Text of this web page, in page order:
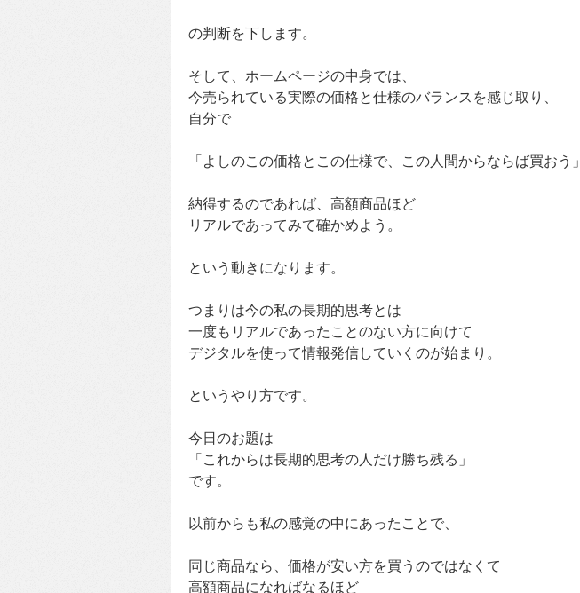
の判断を下します。
そして、ホームページの中身では、
今売られている実際の価格と仕様のバランスを感じ取り、
自分で
「よしのこの価格とこの仕様で、この人間からならば買おう」
納得するのであれば、高額商品ほど
リアルであってみて確かめよう。
という動きになります。
つまりは今の私の長期的思考とは
一度もリアルであったことのない方に向けて
デジタルを使って情報発信していくのが始まり。
というやり方です。
今日のお題は
「これからは長期的思考の人だけ勝ち残る」
です。
以前からも私の感覚の中にあったことで、
同じ商品なら、価格が安い方を買うのではなくて
高額商品になればなるほど